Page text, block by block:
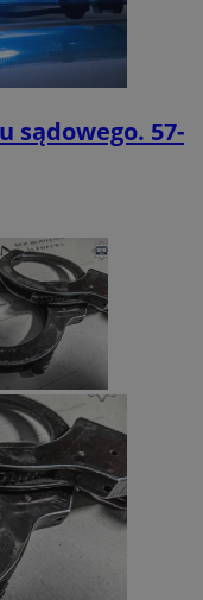
sądowego. 57-